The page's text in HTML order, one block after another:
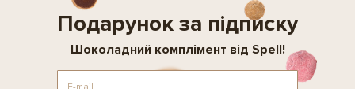
Подарунок за підписку
Шоколадний комплімент від Spell!